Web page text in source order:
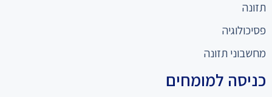
רפואה משלימה
תזונה
פסיכולוגיה
מחשבוני תזונה